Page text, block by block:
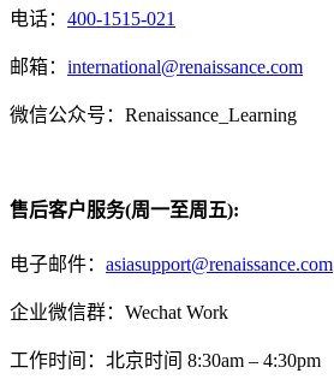
电话： 400-1515-021
邮箱： international@renaissance.com
微信公众号：Renaissance_Learning
售后客户服务(周一至周五):
电子邮件： asiasupport@renaissance.com
企业微信群：Wechat Work
工作时间：北京时间 8:30am – 4:30pm